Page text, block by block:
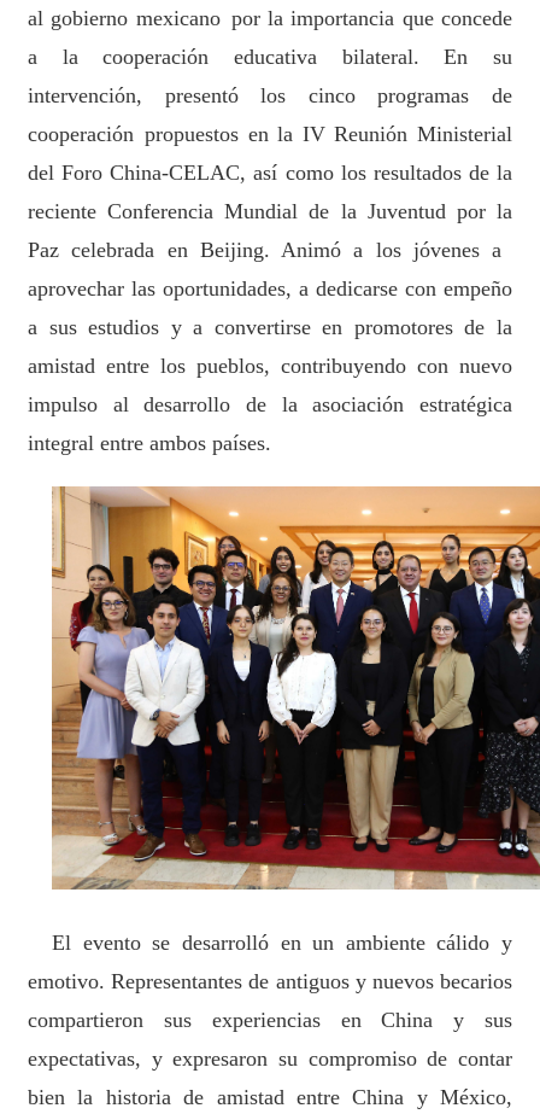
al gobierno mexicanopor la importancia que concede
a la cooperación educativa bilateral. En su
intervención, presentó los cincoprogramas de
cooperación propuestos en la IV Reunión Ministerial
del Foro China-CELAC, así como los resultados de la
reciente Conferencia Mundial de la Juventud por la
Paz celebrada en Beijing. Animó a los jóvenes a
aprovechar las oportunidades, a dedicarse con empeño
a sus estudios y a convertirse en promotores de la
amistad entre los pueblos, contribuyendo con nuevo
impulso al desarrollo de la asociación estratégica
integral entre ambos países.
El evento se desarrolló en un ambiente cálido y
emotivo. Representantes de antiguos y nuevos becarios
compartieron sus experiencias en China y sus
expectativas, y expresaron su compromiso de contar
bien la historia de amistad entre China y México,